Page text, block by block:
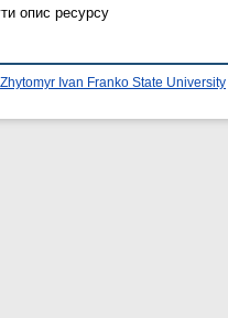
опис ресурсу
Zhytomyr Ivan Franko State University